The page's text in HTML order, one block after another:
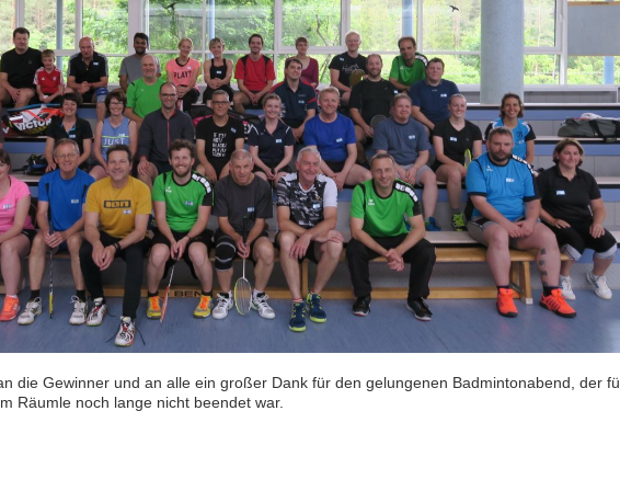
die Gewinner und an alle ein großer Dank für den gelungenen Badmintonabend, der
Räumle noch lange nicht beendet war.